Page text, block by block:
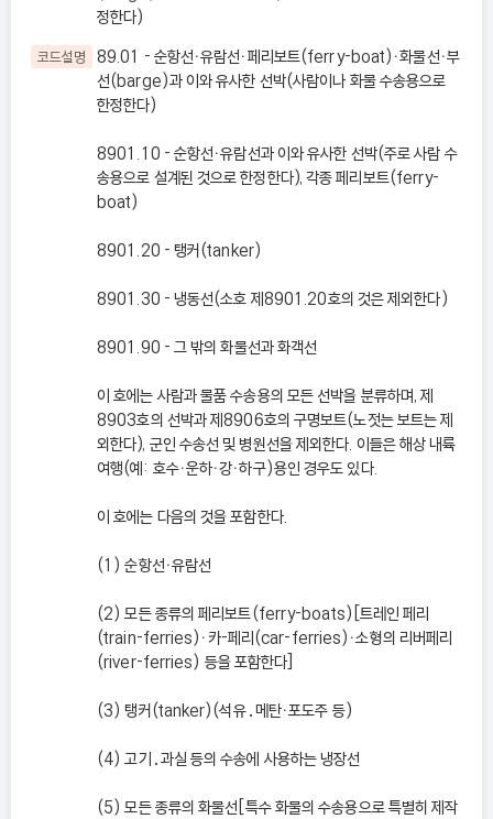
정한다)
코드설명
89.01 - 순항선ㆍ유람선ㆍ페리보트(ferry-boat)ㆍ화물선ㆍ부
선(barge)과 이와 유사한 선박(사람이나 화물 수송용으로
한정한다)
8901.10 - 순항선ㆍ유람선과 이와 유사한 선박(주로 사람 수
송용으로 설계된 것으로 한정한다), 각종 페리보트(ferry-
boat)
8901.20 - 탱커(tanker)
8901.30 - 냉동선(소호 제8901.20호의 것은 제외한다)
8901.90 - 그 밖의 화물선과 화객선
이 호에는 사람과 물품 수송용의 모든 선박을 분류하며, 제
8903호의 선박과 제8906호의 구명보트(노젓는 보트는 제
외한다), 군인 수송선 및 병원선을 제외한다. 이들은 해상 내륙
여행(예: 호수ㆍ운하ㆍ강ㆍ하구)용인 경우도 있다.
이 호에는 다음의 것을 포함한다.
(1) 순항선ㆍ유람선
(2) 모든 종류의 페리보트(ferry-boats)[트레인 페리
(train-ferries)ㆍ카-페리(car-ferries)ㆍ소형의 리버페리
(river-ferries) 등을 포함한다]
(3) 탱커(tanker)(석유․메탄ㆍ포도주 등)
(4) 고기․과실 등의 수송에 사용하는 냉장선
(5) 모든 종류의 화물선[특수 화물의 수송용으로 특별히 제작